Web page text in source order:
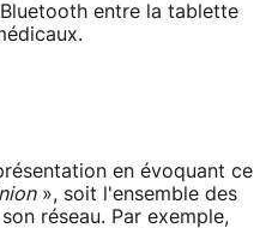
entre la tablette
en évoquant ce
», soit l'ensemble des
réseau. Par exemple,